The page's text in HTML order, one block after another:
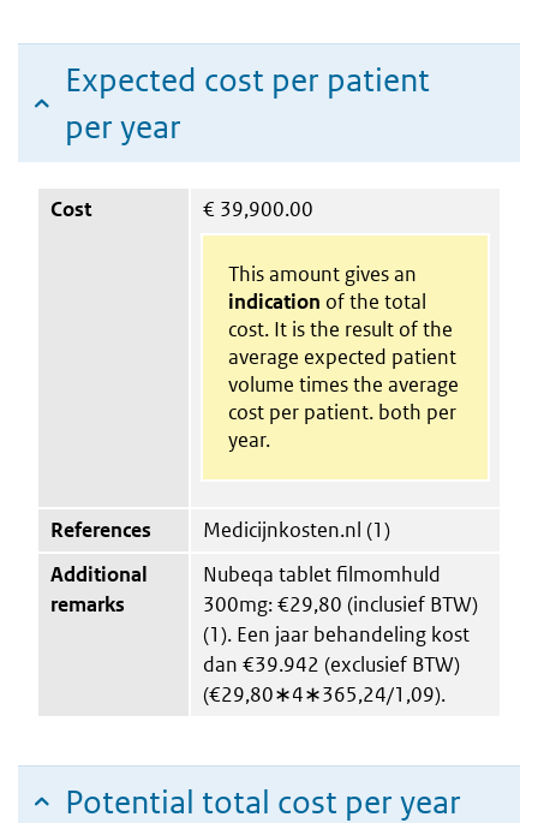
Expected cost per patient
per year
Cost € 39,900.00
This amount gives an
indication of the total
cost. It is the result of the
average expected patient
volume times the average
cost per patient. both per
year.
References
Medicijnkosten.nl (1)
Additional
remarks
Nubeqa tablet filmomhuld
300mg: €29,80 (inclusief BTW)
(1). Een jaar behandeling kost
dan €39.942 (exclusief BTW)
(€29,80∗4∗365,24/1,09).
Potential total cost per year